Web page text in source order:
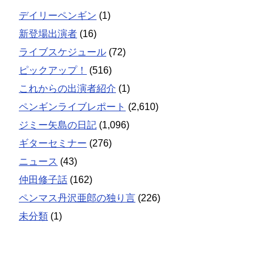
デイリーペンギン (1)
新登場出演者 (16)
ライブスケジュール (72)
ピックアップ！
(516)
これからの出演者紹介 (1)
ペンギンライブレポート (2,610)
ジミー矢島の日記 (1,096)
ギターセミナー (276)
ニュース (43)
仲田修子話 (162)
ペンマス丹沢亜郎の独り言 (226)
未分類 (1)